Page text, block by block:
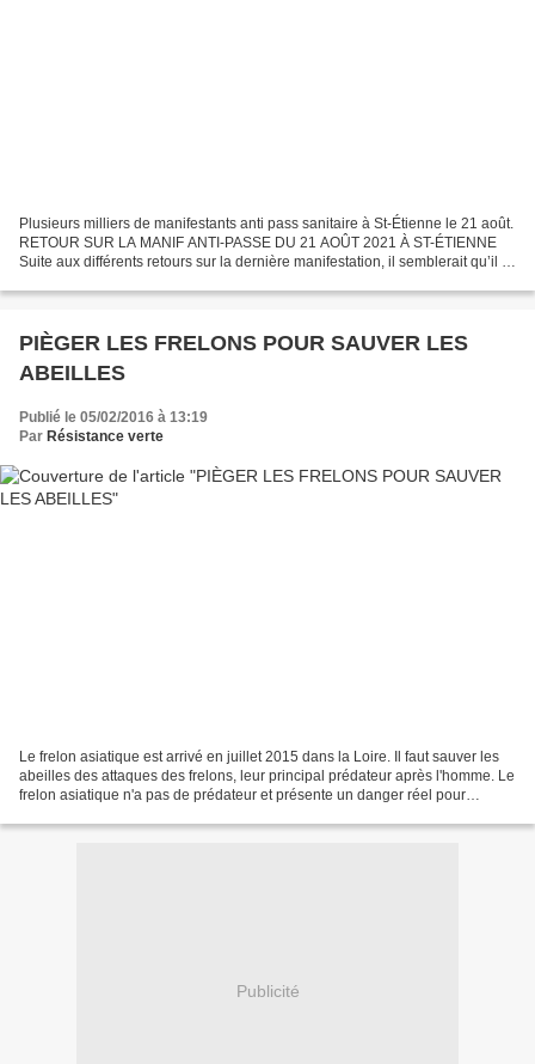
Plusieurs milliers de manifestants anti pass sanitaire à St-Étienne le 21 août.
RETOUR SUR LA MANIF ANTI-PASSE DU 21 AOÛT 2021 À ST-ÉTIENNE
Suite aux différents retours sur la dernière manifestation, il semblerait qu’il y
PIÈGER LES FRELONS POUR SAUVER LES
ABEILLES
Publié le 05/02/2016 à 13:19
Par Résistance verte
Le frelon asiatique est arrivé en juillet 2015 dans la Loire. Il faut sauver les
abeilles des attaques des frelons, leur principal prédateur après l'homme. Le
frelon asiatique n'a pas de prédateur et présente un danger réel pour
Publicité